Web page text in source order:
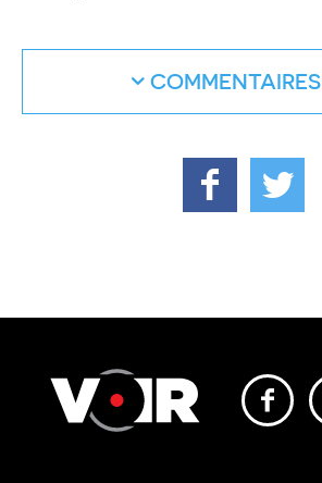
COMMENTAIRES